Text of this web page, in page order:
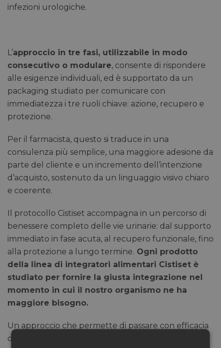
infezioni urologiche.
L’approccio in tre fasi, utilizzabile in modo
consecutivo o modulare, consente di rispondere
alle esigenze individuali, ed è supportato da un
packaging studiato per comunicare con
immediatezza i tre ruoli chiave: azione, recupero e
protezione.
Per il farmacista, questo si traduce in una
consulenza più semplice, una maggiore adesione da
parte del cliente e un incremento dell’intenzione
d’acquisto, sostenuto da un linguaggio visivo chiaro
e coerente.
Il protocollo Cistiset accompagna in un percorso di
benessere completo delle vie urinarie: dal supporto
immediato in fase acuta, al recupero funzionale, fino
alla protezione a lungo termine. Ogni prodotto
della linea di integratori alimentari Cistiset è
studiato per fornire la giusta integrazione nel
momento in cui il nostro organismo ne ha
maggiore bisogno.
Un approccio che permette di passare con efficacia
dalla gestione dell’urgenza alla tutela quotidiana